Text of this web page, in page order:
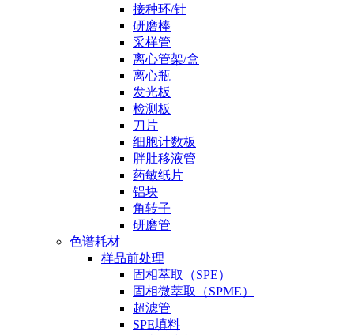
接种环/针
研磨棒
采样管
离心管架/盒
离心瓶
发光板
检测板
刀片
细胞计数板
胖肚移液管
药敏纸片
铝块
角转子
研磨管
色谱耗材
样品前处理
固相萃取（SPE）
固相微萃取（SPME）
超滤管
SPE填料